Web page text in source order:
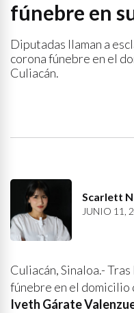
fúnebre en
Diputadas llaman a
corona fúnebre en el
Culiacán.
Scarlett
JUNIO 11,
Culiacán, Sinaloa.-
fúnebre en el
Iveth Gárate